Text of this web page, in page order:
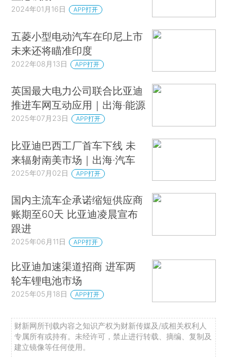
2024年01月16日 APP打开
五菱小型电动汽车在印尼上市
未来还将瞄准印度
2022年08月13日 APP打开
英国最大电力公司联合比亚迪
推进车网互动应用｜出海·能源
2025年07月23日 APP打开
比亚迪巴西工厂首车下线 未
来辐射南美市场｜出海·汽车
2025年07月02日 APP打开
国内主流车企承诺缩短供应商
账期至60天 比亚迪凌晨宣布
跟进
2025年06月11日 APP打开
比亚迪加速渠道招商 进军两
轮车锂电池市场
2025年05月18日 APP打开
财新网所刊载内容之知识产权为财新传媒及/或相关权利人
专属所有或持有。未经许可，禁止进行转载、摘编、复制及
建立镜像等任何使用。